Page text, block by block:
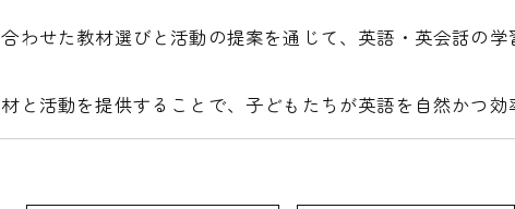
わせた教材選びと活動の提案を通じて、英語・英会話の
と活動を提供することで、子どもたちが英語を自然かつ